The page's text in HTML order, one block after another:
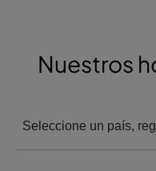
Nuestros
Seleccione un país,